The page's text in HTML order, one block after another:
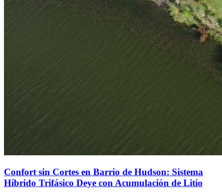
Confort sin Cortes en Barrio de Hudson: Sistema
Híbrido Trifásico Deye con Acumulación de Litio